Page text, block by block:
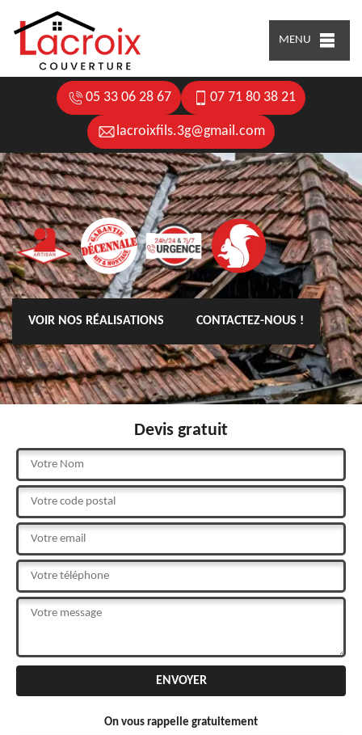
MENU
05 33 06 28 67 07 71 80 38 21
lacroixfils.3g@gmail.com
VOIR NOS RÉALISATIONS CONTACTEZ-NOUS !
Devis gratuit
On vous rappelle gratuitement